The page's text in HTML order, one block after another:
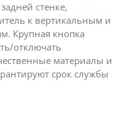
стенке,
к вертикальным и
Крупная кнопка
отключать
материалы и
срок службы